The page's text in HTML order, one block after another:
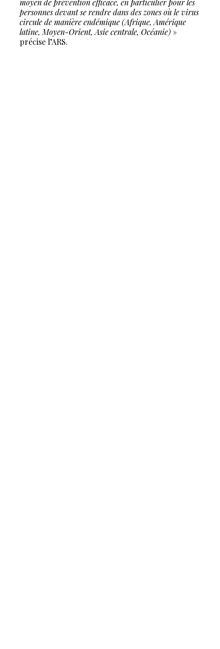
moyen de prévention efficace, en particulier pour les
personnes devant se rendre dans des zones où le virus
circule de manière endémique (Afrique, Amérique
latine, Moyen-Orient, Asie centrale, Océanie) »
précise l’ARS.